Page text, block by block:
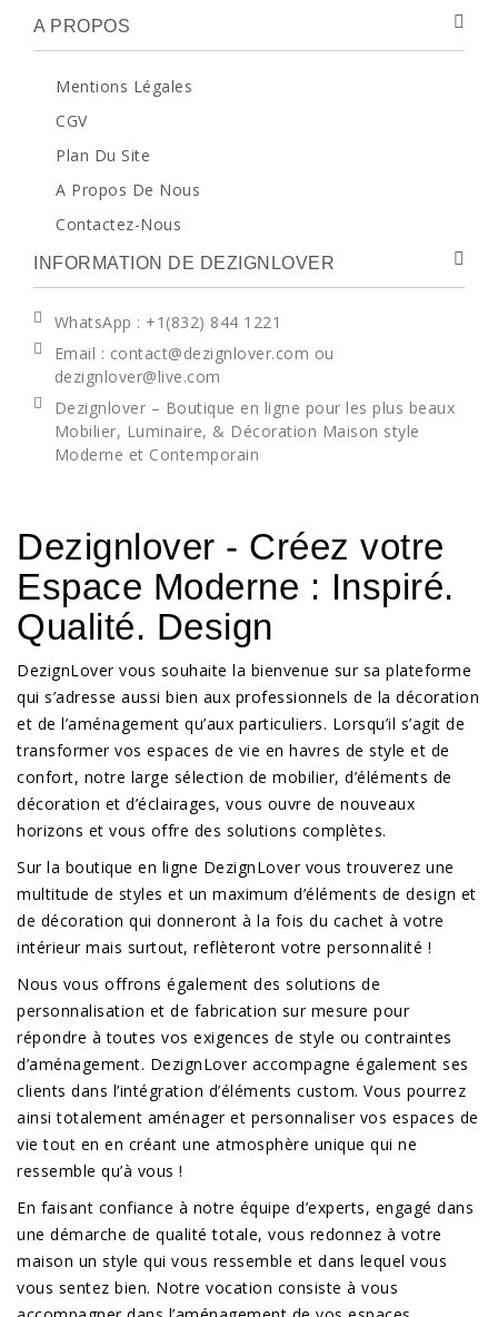
A PROPOS
Mentions Légales
CGV
Plan Du Site
A Propos De Nous
Contactez-Nous
INFORMATION DE DEZIGNLOVER
WhatsApp : +1(832) 844 1221
Email : contact@dezignlover.com ou
dezignlover@live.com
Dezignlover – Boutique en ligne pour les plus beaux
Mobilier, Luminaire, & Décoration Maison style
Moderne et Contemporain
Dezignlover - Créez votre
Espace Moderne : Inspiré.
Qualité. Design
DezignLover vous souhaite la bienvenue sur sa plateforme
qui s’adresse aussi bien aux professionnels de la décoration
et de l’aménagement qu’aux particuliers. Lorsqu’il s’agit de
transformer vos espaces de vie en havres de style et de
confort, notre large sélection de mobilier, d’éléments de
décoration et d’éclairages, vous ouvre de nouveaux
horizons et vous offre des solutions complètes.
Sur la boutique en ligne DezignLover vous trouverez une
multitude de styles et un maximum d’éléments de design et
de décoration qui donneront à la fois du cachet à votre
intérieur mais surtout, reflèteront votre personnalité !
Nous vous offrons également des solutions de
personnalisation et de fabrication sur mesure pour
répondre à toutes vos exigences de style ou contraintes
d’aménagement. DezignLover accompagne également ses
clients dans l’intégration d’éléments custom. Vous pourrez
ainsi totalement aménager et personnaliser vos espaces de
vie tout en en créant une atmosphère unique qui ne
ressemble qu’à vous !
En faisant confiance à notre équipe d’experts, engagé dans
une démarche de qualité totale, vous redonnez à votre
maison un style qui vous ressemble et dans lequel vous
vous sentez bien. Notre vocation consiste à vous